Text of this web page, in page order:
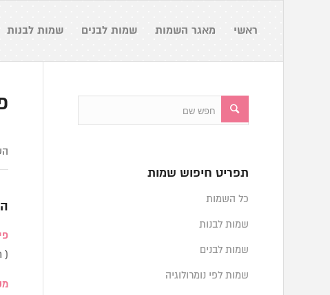
ראשי מאגר השמות שמות לבנים שמות לבנות
(
תפריט חיפוש שמות
כל השמות
שמות לבנות
שמות לבנים
שמות לפי נומרולוגיה